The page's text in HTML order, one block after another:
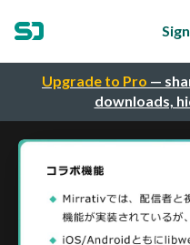
Upgrade to Pro —
downloads,